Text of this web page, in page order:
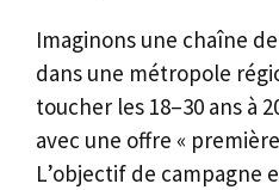
Imaginons une chaîne
dans une métropole
toucher les 18–30 ans à
avec une offre «
L’objectif de campagne